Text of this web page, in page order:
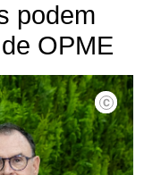
podem
OPME